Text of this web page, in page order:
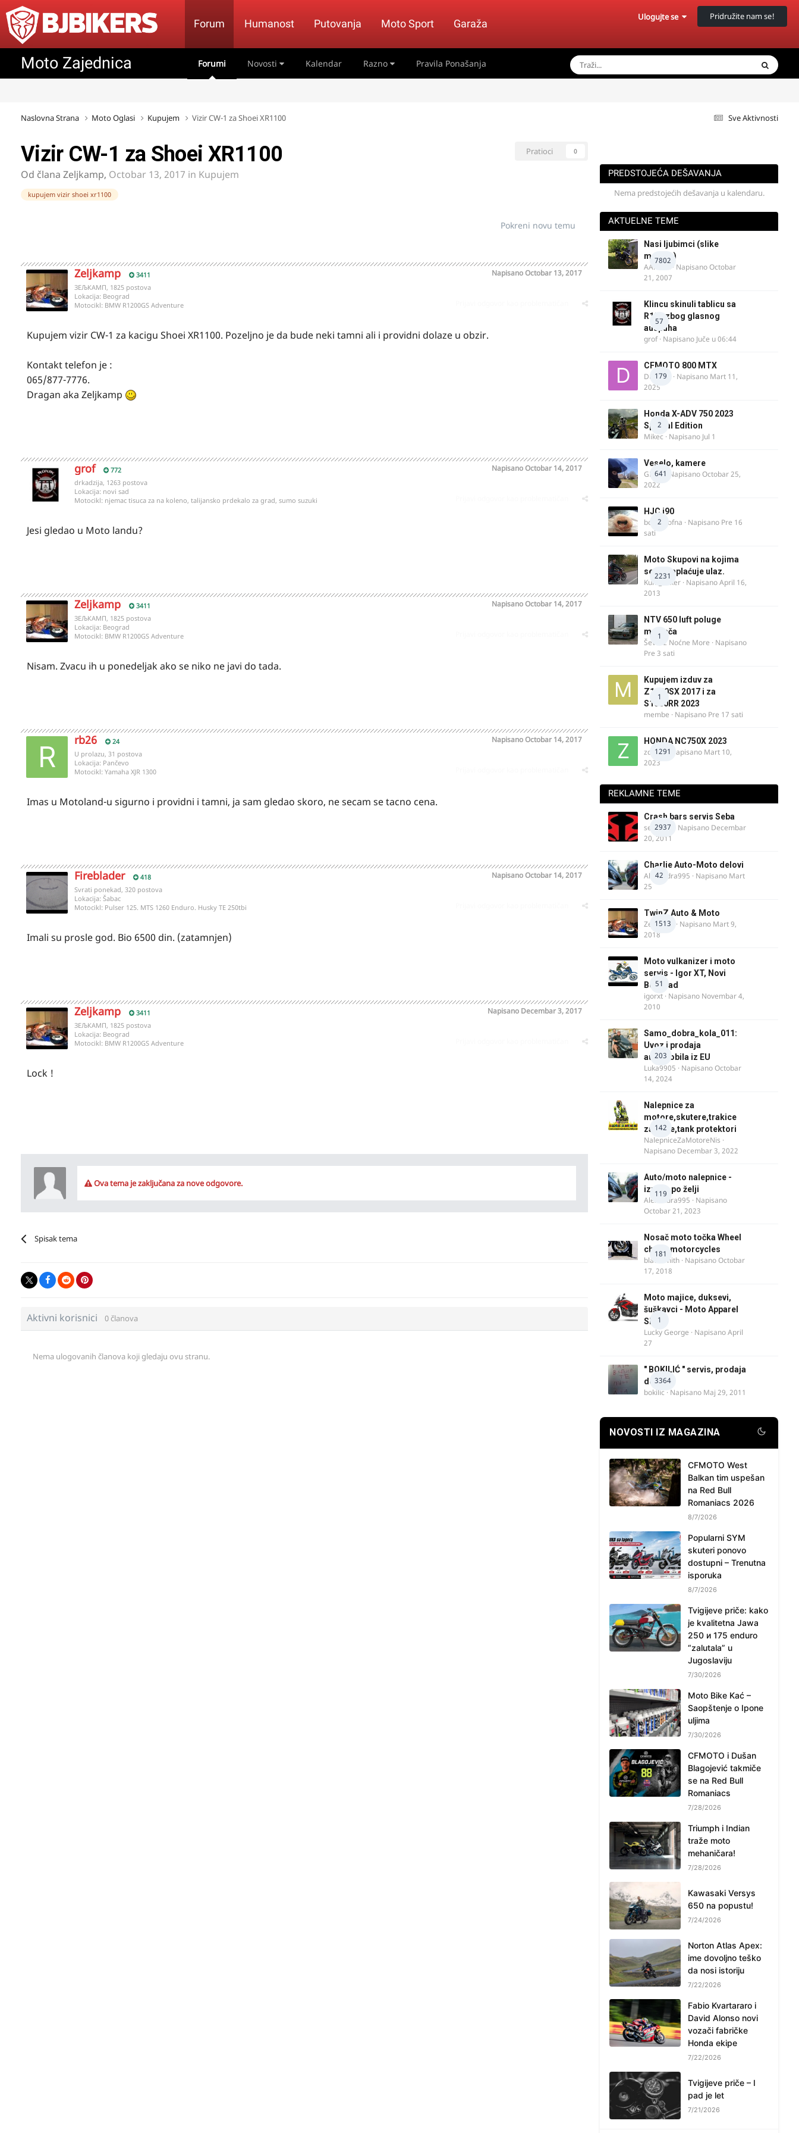
Forum Humanost Putovanja Moto Sport Garaža
Ulogujte se Pridružite nam se!
Moto Zajednica Forumi Novosti Kalendar Razno Pravila Ponašanja
Sve Aktivnosti
Naslovna Strana Moto Oglasi Kupujem Vizir CW-1 za Shoei XR1100
Pratioci 0
Vizir CW-1 za Shoei XR1100
Od člana Zeljkamp, Octobar 13, 2017 in Kupujem
kupujem vizir shoei xr1100
Pokreni novu temu
Zeljkamp 3411 NapisanoOctobar 13, 2017
ЗЕЉКАМП, 1825 postova
Lokacija: Beograd
Motocikl: BMW R1200GS Adventure
Kupujem vizir CW-1 za kacigu Shoei XR1100. Pozeljno je da bude neki tamni ali i providni dolaze u obzir.
Kontakt telefon je :
065/877-7776.
Dragan aka Zeljkamp
grof 772 NapisanoOctobar 14, 2017
drkadzija, 1263 postova
Lokacija: novi sad
Motocikl: njemac tisuca za na koleno, talijansko prdekalo za grad, sumo suzuki
Jesi gledao u Moto landu?
Zeljkamp 3411 NapisanoOctobar 14, 2017
ЗЕЉКАМП, 1825 postova
Lokacija: Beograd
Motocikl: BMW R1200GS Adventure
Nisam. Zvacu ih u ponedeljak ako se niko ne javi do tada.
rb26 24 NapisanoOctobar 14, 2017
U prolazu, 31 postova
Lokacija: Pančevo
Motocikl: Yamaha XJR 1300
Imas u Motoland-u sigurno i providni i tamni, ja sam gledao skoro, ne secam se tacno cena.
Fireblader 418 NapisanoOctobar 14, 2017
Svrati ponekad, 320 postova
Lokacija: Šabac
Motocikl: Pulser 125. MTS 1260 Enduro. Husky TE 250tbi
Imali su prosle god. Bio 6500 din. (zatamnjen)
Zeljkamp 3411 Napisano Decembar 3, 2017
ЗЕЉКАМП, 1825 postova
Lokacija: Beograd
Motocikl: BMW R1200GS Adventure
Lock !
Ova tema je zaključana za nove odgovore.
Spisak tema
Aktivni korisnici 0 članova
Nema ulogovanih članova koji gledaju ovu stranu.
PREDSTOJEĆA DEŠAVANJA
Nema predstojećih dešavanja u kalendaru.
AKTUELNE TEME
7802
Nasi ljubimci (slike
motora)
AArnold · NapisanoOctobar
21, 2007
57
Klincu skinuli tablicu sa
R125 zbog glasnog
auspuha
grof· Napisano Juče u 06:44
179
CFMOTO 800 MTX
Duta_91 · Napisano Mart 11,
2025
2
Honda X-ADV 750 2023
Special Edition
Mikec · Napisano Jul 1
641
Veselo, kamere
GR 46· NapisanoOctobar 25,
2022
2
HJC i90
bobi_krofna · Napisano Pre 16
sati
2231
Moto Skupovi na kojima
se ne naplaćuje ulaz.
Kum_Mixer · NapisanoApril 16,
2013
1
NTV 650 luft poluge
menjača
Ševa iz Noćne More · Napisano
Pre 3 sati
1
Kupujem izduv za
Z1000SX 2017 i za
S1000RR 2023
membe · Napisano Pre 17 sati
1291
HONDA NC750X 2023
zdelija· Napisano Mart 10,
2023
REKLAMNE TEME
2937
Crash bars servis Seba
seba011 · Napisano Decembar
20, 2011
42
Charlie Auto-Moto delovi
Alexandra995 · Napisano Mart
25
1513
TwinZ Auto & Moto
Zeljkamp · Napisano Mart 9,
2018
51
Moto vulkanizer i moto
servis - Igor XT, Novi
Beograd
igorxt · Napisano Novembar 4,
2010
203
Samo_dobra_kola_011:
Uvoz i prodaja
automobila iz EU
Luka9905 · NapisanoOctobar
14, 2024
142
Nalepnice za
motore,skutere,trakice
za felne,tank protektori
NalepniceZaMotoreNis ·
Napisano Decembar 3, 2022
119
Auto/moto nalepnice -
izrada po želji
Alexandra995 · Napisano
Octobar 21, 2023
181
Nosač moto točka Wheel
chock motorcycles
blacksmith · NapisanoOctobar
17, 2018
1
Moto majice, duksevi,
šuškavci - Moto Apparel
SRB
Lucky George · NapisanoApril
27
3364
" BOKILIĆ " servis, prodaja
delova
bokilic · Napisano Maj 29, 2011
NOVOSTI IZ MAGAZINA
CFMOTO West
Balkan tim uspešan
na Red Bull
Romaniacs 2026
8/7/2026
Popularni SYM
skuteri ponovo
dostupni – Trenutna
isporuka
8/7/2026
Tvigijeve priče: kako
je kvalitetna Jawa
250 и 175 enduro
“zalutala” u
Jugoslaviju
7/30/2026
Moto Bike Kać –
Saopštenje o Ipone
uljima
7/30/2026
CFMOTO i Dušan
Blagojević takmiče
se na Red Bull
Romaniacs
7/28/2026
Triumph i Indian
traže moto
mehaničara!
7/28/2026
Kawasaki Versys
650 na popustu!
7/24/2026
Norton Atlas Apex:
ime dovoljno teško
da nosi istoriju
7/22/2026
Fabio Kvartararo i
David Alonso novi
vozači fabričke
Honda ekipe
7/22/2026
Tvigijeve priče – I
pad je let
7/21/2026